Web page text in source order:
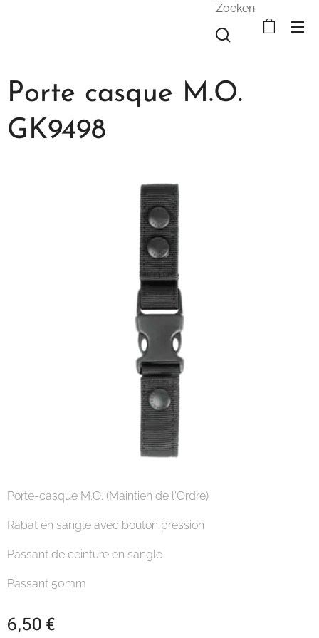
Zoeken
Porte casque M.O.
GK9498
Porte-casque M.O. (Maintien de l'Ordre)
Rabat en sangle avec bouton pression
Passant de ceinture en sangle
Passant 50mm
6,50 €